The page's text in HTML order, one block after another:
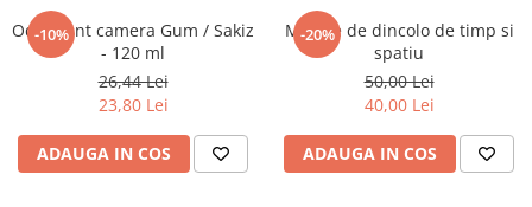
Adult
Crime, Thriller, Mistery
Literatura Romana
Poezie
-10%
Odorizant camera Gum / Sakiz
- 120 ml
26,44 Lei
23,80 Lei
ADAUGA IN COS
-20%
Mesaje de dincolo de timp si
spatiu
50,00 Lei
40,00 Lei
ADAUGA IN COS